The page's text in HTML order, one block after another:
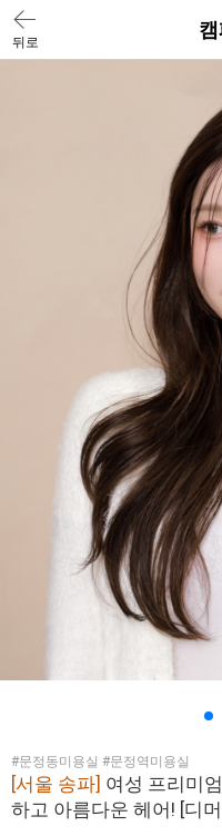
뒤로
#문정동미용실 #문정역미용실
[서울 송파] 여성 프리미
하고 아름다운 헤어! [디